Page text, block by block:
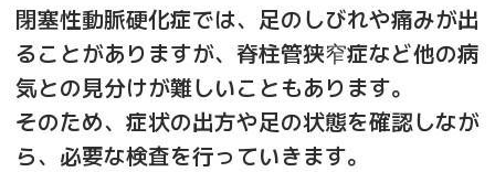
閉塞性動脈硬化症では、足のしびれや痛みが出
ることがありますが、脊柱管狭窄症など他の病
気との見分けが難しいこともあります。
そのため、症状の出方や足の状態を確認しなが
ら、必要な検査を行っていきます。